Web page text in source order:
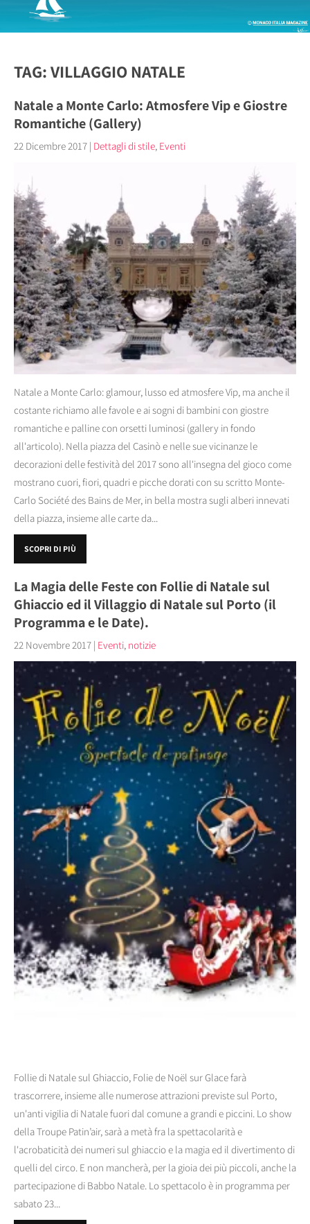
TAG: VILLAGGIO NATALE
Natale a Monte Carlo: Atmosfere Vip e Giostre
Romantiche (Gallery)
22 Dicembre 2017 | Dettagli di stile, Eventi
Natale a Monte Carlo: glamour, lusso ed atmosfere Vip, ma anche il
costante richiamo alle favole e ai sogni di bambini con giostre
romantiche e palline con orsetti luminosi (gallery in fondo
all'articolo). Nella piazza del Casinò e nelle sue vicinanze le
decorazioni delle festività del 2017 sono all'insegna del gioco come
mostrano cuori, fiori, quadri e picche dorati con su scritto Monte-
Carlo Société des Bains de Mer, in bella mostra sugli alberi innevati
della piazza, insieme alle carte da...
SCOPRI DI PIÙ
La Magia delle Feste con Follie di Natale sul
Ghiaccio ed il Villaggio di Natale sul Porto (il
Programma e le Date).
22 Novembre 2017 | Eventi, notizie
Follie di Natale sul Ghiaccio, Folie de Noël sur Glace farà
trascorrere, insieme alle numerose attrazioni previste sul Porto,
un'anti vigilia di Natale fuori dal comune a grandi e piccini. Lo show
della Troupe Patin’air, sarà a metà fra la spettacolarità e
l'acrobaticità dei numeri sul ghiaccio e la magia ed il divertimento di
quelli del circo. E non mancherà, per la gioia dei più piccoli, anche la
partecipazione di Babbo Natale. Lo spettacolo è in programma per
sabato 23...